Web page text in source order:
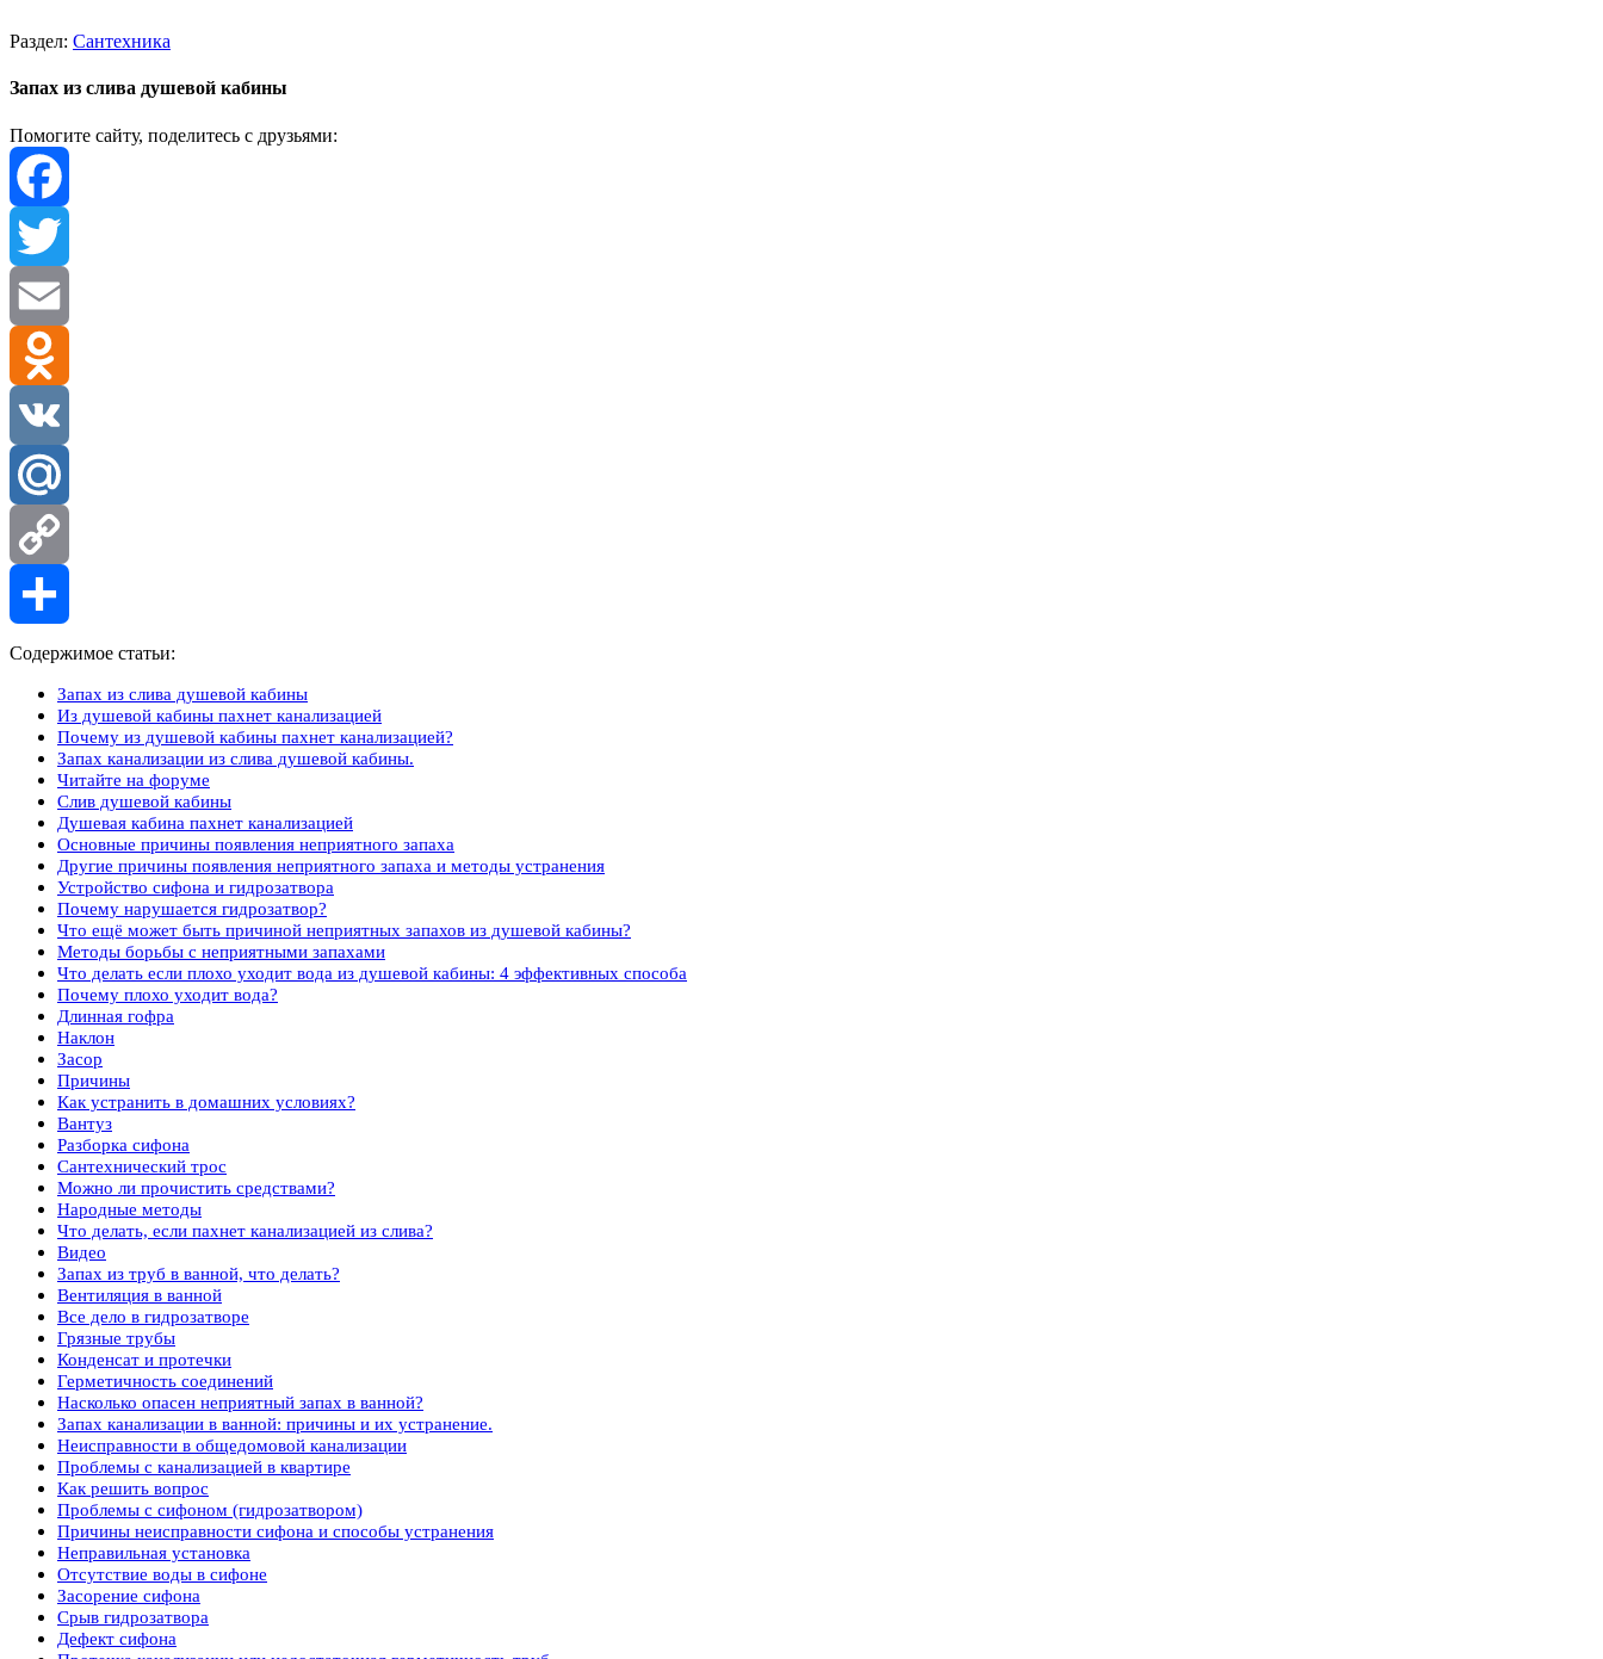
Раздел: Сантехника
Запах из слива душевой кабины
Помогите сайту, поделитесь с друзьями:
Facebook
Twitter
Email
Odnoklassniki
VK
Mail.Ru
Copy
Link
Отправить
Содержимое статьи:
Запах из слива душевой кабины
Из душевой кабины пахнет канализацией
Почему из душевой кабины пахнет канализацией?
Запах канализации из слива душевой кабины.
Читайте на форуме
Слив душевой кабины
Душевая кабина пахнет канализацией
Основные причины появления неприятного запаха
Другие причины появления неприятного запаха и методы устранения
Устройство сифона и гидрозатвора
Почему нарушается гидрозатвор?
Что ещё может быть причиной неприятных запахов из душевой кабины?
Методы борьбы с неприятными запахами
Что делать если плохо уходит вода из душевой кабины: 4 эффективных способа
Почему плохо уходит вода?
Длинная гофра
Наклон
Засор
Причины
Как устранить в домашних условиях?
Вантуз
Разборка сифона
Сантехнический трос
Можно ли прочистить средствами?
Народные методы
Что делать, если пахнет канализацией из слива?
Видео
Запах из труб в ванной, что делать?
Вентиляция в ванной
Все дело в гидрозатворе
Грязные трубы
Конденсат и протечки
Герметичность соединений
Насколько опасен неприятный запах в ванной?
Запах канализации в ванной: причины и их устранение.
Неисправности в общедомовой канализации
Проблемы с канализацией в квартире
Как решить вопрос
Проблемы с сифоном (гидрозатвором)
Причины неисправности сифона и способы устранения
Неправильная установка
Отсутствие воды в сифоне
Засорение сифона
Срыв гидрозатвора
Дефект сифона